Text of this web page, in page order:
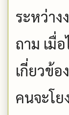
ระหว่าง
ถาม เมื่
เกี่ยวข้
คนจะโ